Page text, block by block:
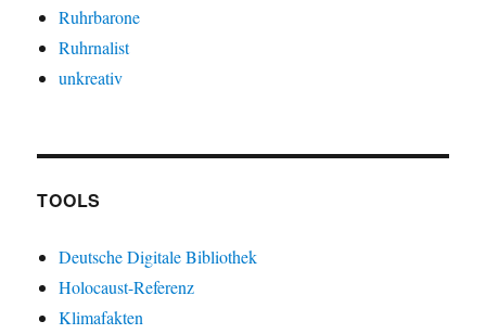
Ruhrbarone
Ruhrnalist
unkreativ
TOOLS
Deutsche Digitale Bibliothek
Holocaust-Referenz
Klimafakten